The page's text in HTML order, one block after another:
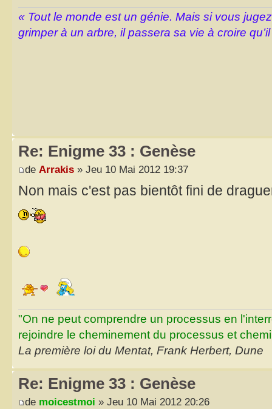
« Tout le monde est un génie. Mais si vous
grimper à un arbre, il passera sa vie à croire
Re: Enigme 33 : Genèse
de Arrakis » Jeu 10 Mai 2012 19:37
Non mais c'est pas bientôt fini de
"On ne peut comprendre un processus en
rejoindre le cheminement du processus et
La première loi du Mentat, Frank Herbert, Dune
Re: Enigme 33 : Genèse
de moicestmoi » Jeu 10 Mai 2012 20:26